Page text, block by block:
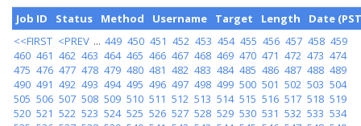
Job ID
Status Method Username Target Length
Date
<<FIRST <PREV ... 449 450 451 452 453 454 455 456 457 458 459
460 461 462 463 464 465 466 467 468 469 470 471 472 473 474
475 476 477 478 479 480 481 482 483 484 485 486 487 488 489
490 491 492 493 494 495 496 497 498 499 500 501 502 503 504
505 506 507 508 509 510 511 512 513 514 515 516 517 518 519
520 521 522 523 524 525 526 527 528 529 530 531 532 533 534